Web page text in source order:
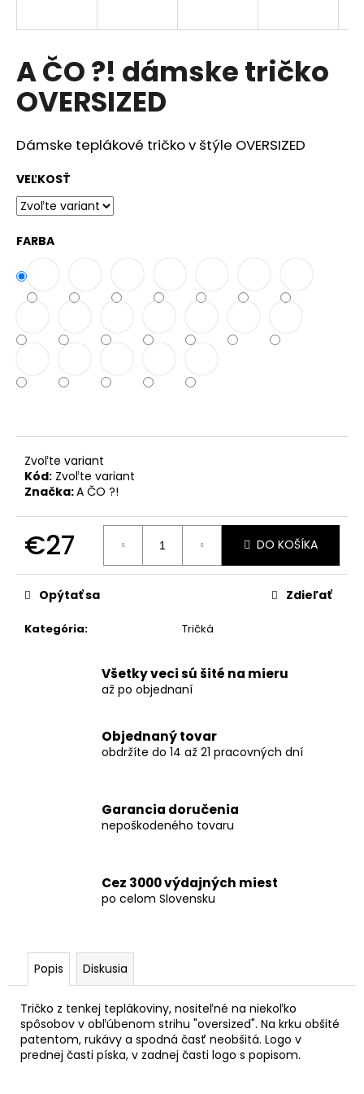
A ČO ?! dámske tričko
OVERSIZED
Dámske teplákové tričko v štýle OVERSIZED
VEĽKOSŤ
FARBA
Zvoľte variant
Kód: Zvoľte variant
Značka:A ČO ?!
€27
cena:
DO KOŠÍKA
Kategória: Tričká
Opýtať sa Zdieľať
Všetky veci sú šité na mieru
až po objednaní
Objednaný tovar
obdržíte do 14 až 21 pracovných dní
Garancia doručenia
nepoškodeného tovaru
Cez 3000 výdajných miest
po celom Slovensku
Popis Diskusia
Tričko z tenkej teplákoviny, nositeľné na niekoľko
spôsobov v obľúbenom strihu "oversized". Na krku obšité
patentom, rukávy a spodná časť neobšitá. Logo v
prednej časti píska, v zadnej časti logo s popisom.
s
ť
?
d
p
o
r
ú
č
a